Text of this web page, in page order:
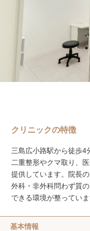
クリニックの特徴
三島広小路駅から徒歩4
二重整形やクマ取り、
提供しています。院長
外科・非外科問わず質
できる環境が整っていま
基本情報